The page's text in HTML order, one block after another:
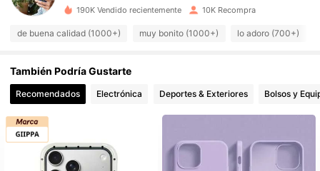
4.77 3.3K Seguidores
4.77 3.3K Seguidores
4.77
4.77
190K Vendido recientemente 10K Recompra
de buena calidad (1000+) muy bonito (1000+) lo adoro (700+)
También Podría Gustarte
Recomendados Electrónica Deportes & Exteriores Bolsos y